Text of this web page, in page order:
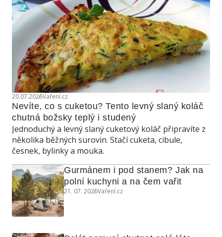
20.07.2026Vaření.cz
Nevíte, co s cuketou? Tento levný slaný koláč
chutná božsky teplý i studený
Jednoduchý a levný slaný cuketový koláč připravíte z
několika běžných surovin. Stačí cuketa, cibule,
česnek, bylinky a mouka.
Gurmánem i pod stanem? Jak na
polní kuchyni a na čem vařit
21. 07. 2026Vaření.cz